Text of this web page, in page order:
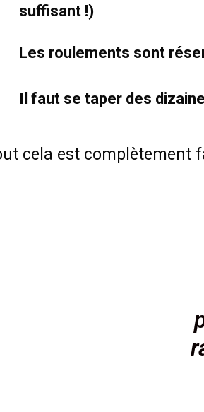
suffisant !)
Les roulements sont
Il faut se taper des
cela est complètement